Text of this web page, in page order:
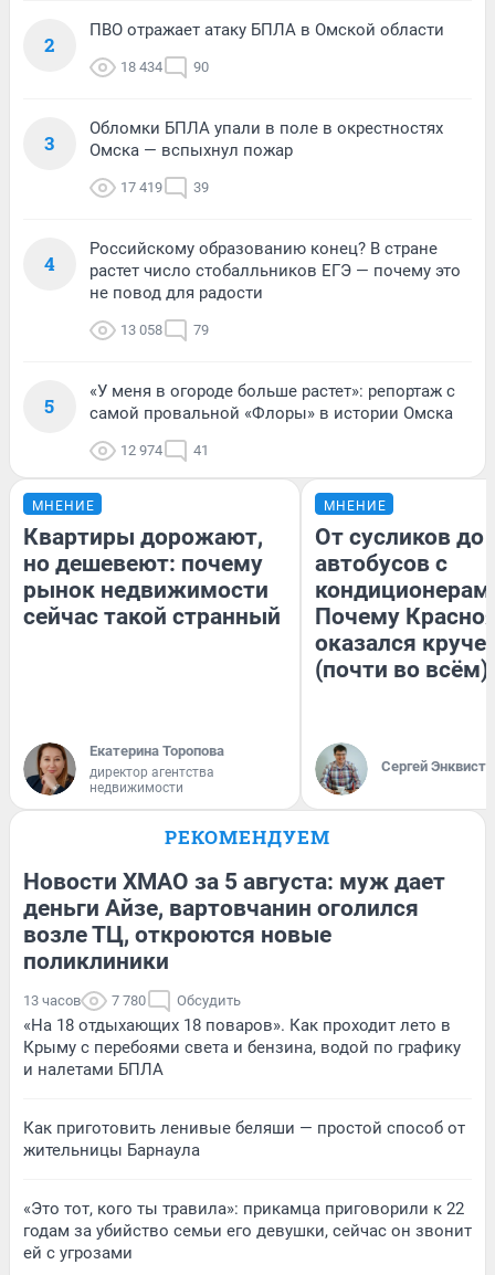
2
ПВО отражает атаку БПЛА в Омской области
18 434 90
3
Обломки БПЛА упали в поле в окрестностях
Омска — вспыхнул пожар
17 419 39
4
Российскому образованию конец? В стране
растет число стобалльников ЕГЭ — почему это
не повод для радости
13 058 79
5
«У меня в огороде больше растет»: репортаж с
самой провальной «Флоры» в истории Омска
12 974 41
МНЕНИЕ
Квартиры дорожают,
но дешевеют: почему
рынок недвижимости
сейчас такой странный
Екатерина Торопова
директор агентства
недвижимости
МНЕНИЕ
От сусликов до
автобусов с
Почему
оказался
(почти во всём)
Сергей Энквист
РЕКОМЕНДУЕМ
Новости ХМАО за 5 августа: муж дает
деньги Айзе, вартовчанин оголился
возле ТЦ, откроются новые
поликлиники
13 часов 7 780 Обсудить
«На 18 отдыхающих 18 поваров». Как проходит лето в
Крыму с перебоями света и бензина, водой по графику
и налетами БПЛА
Как приготовить ленивые беляши — простой способ от
жительницы Барнаула
«Это тот, кого ты травила»: прикамца приговорили к 22
годам за убийство семьи его девушки, сейчас он звонит
ей с угрозами